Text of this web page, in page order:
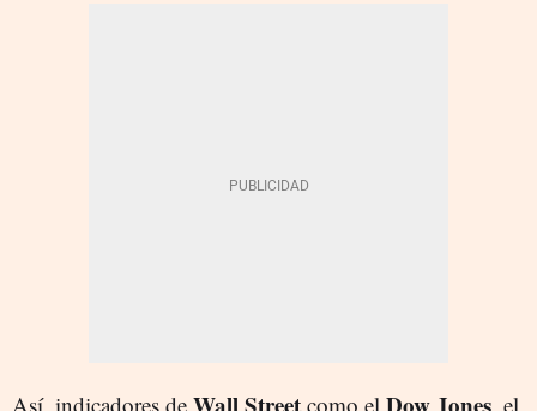
Así, indicadores de Wall Street como el Dow Jones, el